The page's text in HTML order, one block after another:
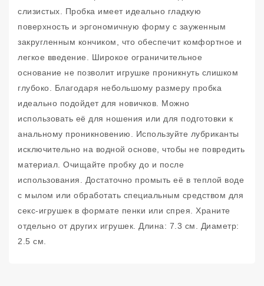
слизистых. Пробка имеет идеально гладкую
поверхность и эргономичную форму с зауженным
закругленным кончиком, что обеспечит комфортное и
легкое введение. Широкое ограничительное
основание не позволит игрушке проникнуть слишком
глубоко. Благодаря небольшому размеру пробка
идеально подойдет для новичков. Можно
использовать её для ношения или для подготовки к
анальному проникновению. Используйте лубриканты
исключительно на водной основе, чтобы не повредить
материал. Очищайте пробку до и после
использования. Достаточно промыть её в теплой воде
с мылом или обработать специальным средством для
секс-игрушек в формате пенки или спрея. Храните
отдельно от других игрушек. Длина: 7.3 см. Диаметр:
2.5 см.